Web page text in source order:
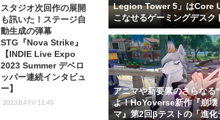
スタジオ次回作の展開
も訊いた！ステージ自
動生成の弾幕
STG『Nova Strike』
【INDIE Live Expo
2023 Summer デベロ
ッパー連続インタビュ
ー】
2023.8.4 Fri 11:45
Legion Tower 5」はCore
こなせるゲーミングデスク
アニマや新要素のさらなる
よ！HoYoverse新作『崩壊
マ』第2回βテストの「進